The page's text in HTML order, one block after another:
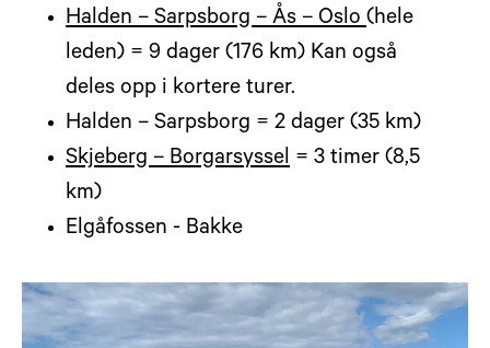
Halden – Sarpsborg – Ås – Oslo(hele
leden) = 9 dager (176 km) Kan også
deles opp i kortere turer.
Halden – Sarpsborg = 2 dager (35 km)
Skjeberg – Borgarsyssel = 3 timer (8,5
km)
Elgåfossen - Bakke